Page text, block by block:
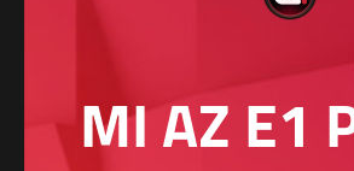
MI AZ E1